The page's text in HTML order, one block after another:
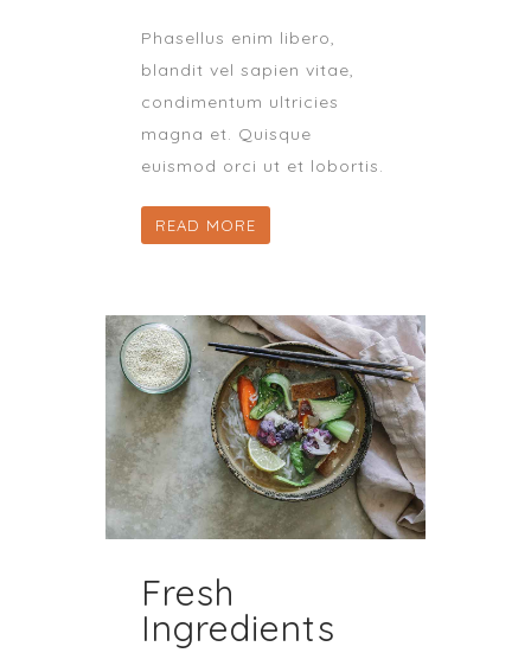
Phasellus enim libero,
blandit vel sapien vitae,
condimentum ultricies
magna et. Quisque
euismod orci ut et lobortis.
READ MORE
Fresh
Ingredients